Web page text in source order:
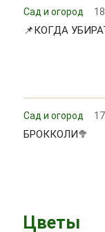
Сад и огород
📌КОГДА
Сад и огород
БРОККОЛИ🥦
Цветы